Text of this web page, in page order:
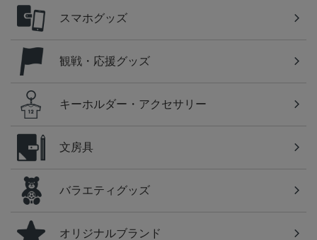
スマホグッズ
観戦・応援グッズ
キーホルダー・アクセサリー
文房具
バラエティグッズ
オリジナルブランド